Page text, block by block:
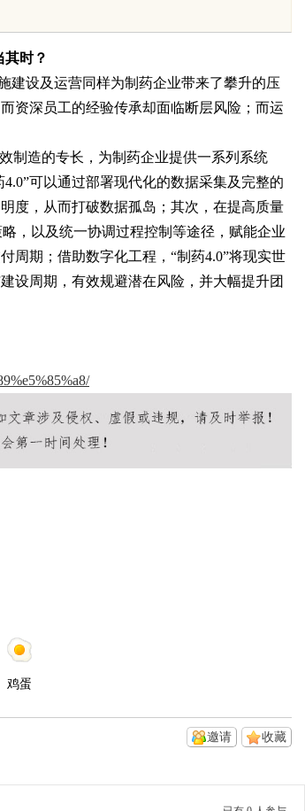
其时？
建设及运营同样为制药企业带来了攀升的压
资深员工的经验传承却面临断层风险；而运
制造的专长，为制药企业提供一系列系统
可以通过部署现代化的数据采集及完整的
度，从而打破数据孤岛；其次，在提高质量
，以及统一协调过程控制等途径，赋能企业
周期；借助数字化工程，“制药4.0”将现实世
设周期，有效规避潜在风险，并大幅提升团
鸡蛋
收藏
邀请